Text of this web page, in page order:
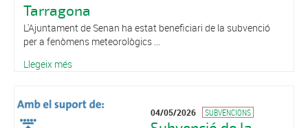
Tarragona
L'Ajuntament de Senan ha estat beneficiari de la subvenció
per a fenòmens meteorològics ...
Llegeix més
04/05/2026 SUBVENCIONS